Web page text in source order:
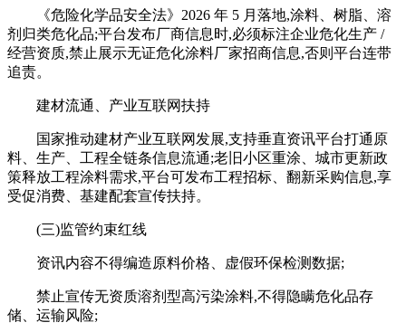
《危险化学品安全法》2026 年 5 月落地,涂料、树脂、溶
剂归类危化品;平台发布厂商信息时,必须标注企业危化生产 /
经营资质,禁止展示无证危化涂料厂家招商信息,否则平台连带
追责。
建材流通、产业互联网扶持
国家推动建材产业互联网发展,支持垂直资讯平台打通原
料、生产、工程全链条信息流通;老旧小区重涂、城市更新政
策释放工程涂料需求,平台可发布工程招标、翻新采购信息,享
受促消费、基建配套宣传扶持。
(三)监管约束红线
资讯内容不得编造原料价格、虚假环保检测数据;
禁止宣传无资质溶剂型高污染涂料,不得隐瞒危化品存
储、运输风险;